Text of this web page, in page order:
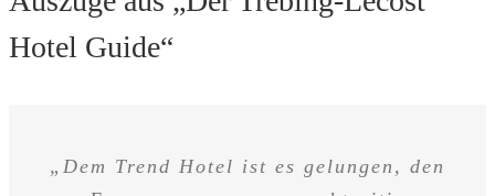
Hotel Guide“
„Dem Trend Hotel ist es gelungen, den
„Immer schon legte man hier Wert
„In Oldenburg gibt es genau zwei
„Das Frühstücksbuffet ist im
„Was spricht noch für dieses seit Jahren
„Das Trend Hotel bietet ein